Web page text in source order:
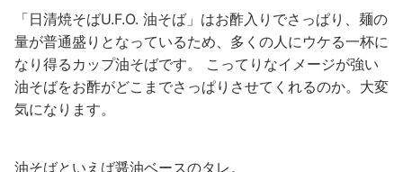
「日清焼そばU.F.O. 油そば」はお酢入りでさっぱり、麺の
量が普通盛りとなっているため、多くの人にウケる一杯に
なり得るカップ油そばです。 こってりなイメージが強い
油そばをお酢がどこまでさっぱりさせてくれるのか。大変
気になります。
油そばといえば醤油ベースのタレ。